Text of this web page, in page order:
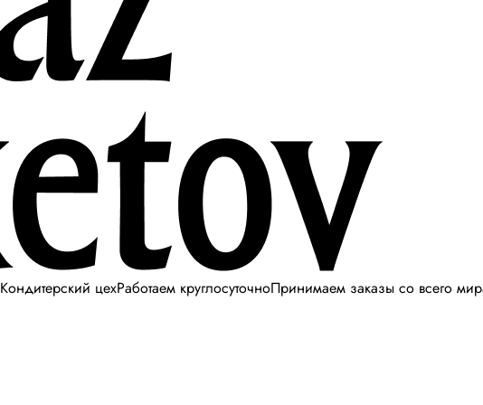
Кондитерский цехРаботаем круглосуточноПринимаем заказы со всего